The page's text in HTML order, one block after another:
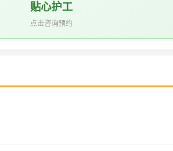
贴心护工
点击咨询预约